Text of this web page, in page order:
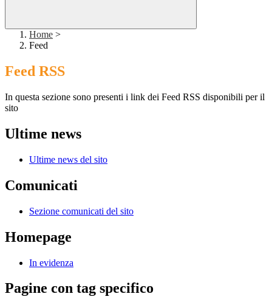
Home >
Feed
Feed RSS
In questa sezione sono presenti i link dei Feed RSS disponibili per il
sito
Ultime news
Ultime news del sito
Comunicati
Sezione comunicati del sito
Homepage
In evidenza
Pagine con tag specifico